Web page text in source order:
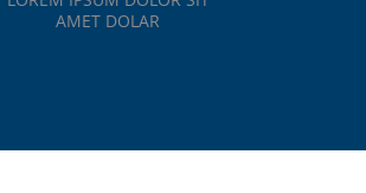
AMET DOLAR